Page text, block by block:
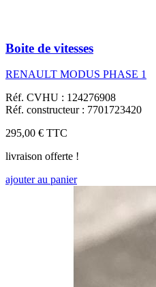
Boite de vitesses
RENAULT MODUS PHASE 1
Réf. CVHU : 124276908
Réf. constructeur : 7701723420
295,00 € TTC
livraison offerte !
ajouter au panier